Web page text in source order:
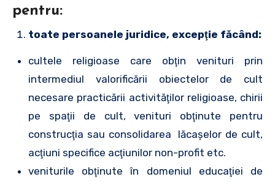
pentru:
toate persoanele juridice, excepţie făcând:
cultele religioase care obţin venituri prin
intermediul valorificării obiectelor de cult
necesare practicării activităţilor religioase, chirii
pe spaţii de cult, venituri obţinute pentru
construcţia sau consolidarea lăcaşelor de cult,
acţiuni specifice acţiunilor non-profit etc.
veniturile obţinute în domeniul educaţiei de